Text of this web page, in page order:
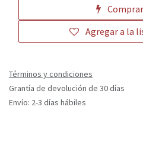
Agregar a la
Términos y condiciones
Grantía de devolución de 30 días
Envío: 2-3 días hábiles